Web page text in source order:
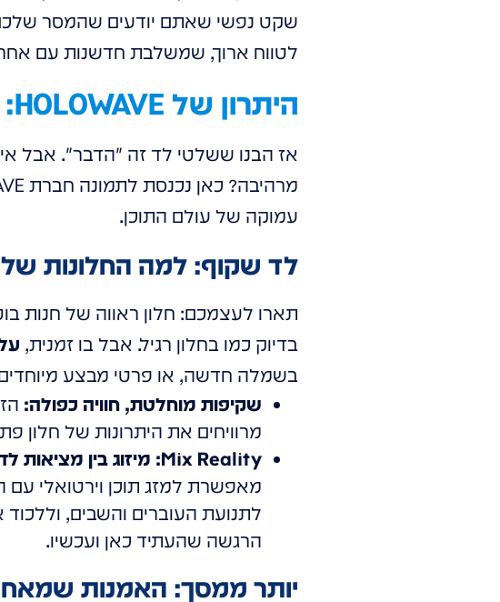
שקט נפשי שאתם יודעים שהמסר
לטווח ארוך, שמשלבת חדשנות עם
היתרון של HOLOWAVE: כשחזון פוגש מציאות (וגם שקיפות!)
אז הבנו ששלטי לד זה "הדבר". אבל
עמוקה של עולם התוכן.
לד שקוף: למה החלונות
תארו לעצמכם: חלון ראווה של חנות
בדיוק כמו בחלון רגיל. אבל בו זמנית,
בשמלה חדשה, או פרטי מבצע
שקיפות מוחלטת, חוויה כפולה:
מרוויחים את היתרונות של חלון
Mix Reality: מיזוג בין מציאות לדמיון:
מאפשרת למזג תוכן וירטואלי עם
לתנועת העוברים והשבים,
הרגשה שהעתיד כאן ועכשיו.
יותר ממסך: האמנות